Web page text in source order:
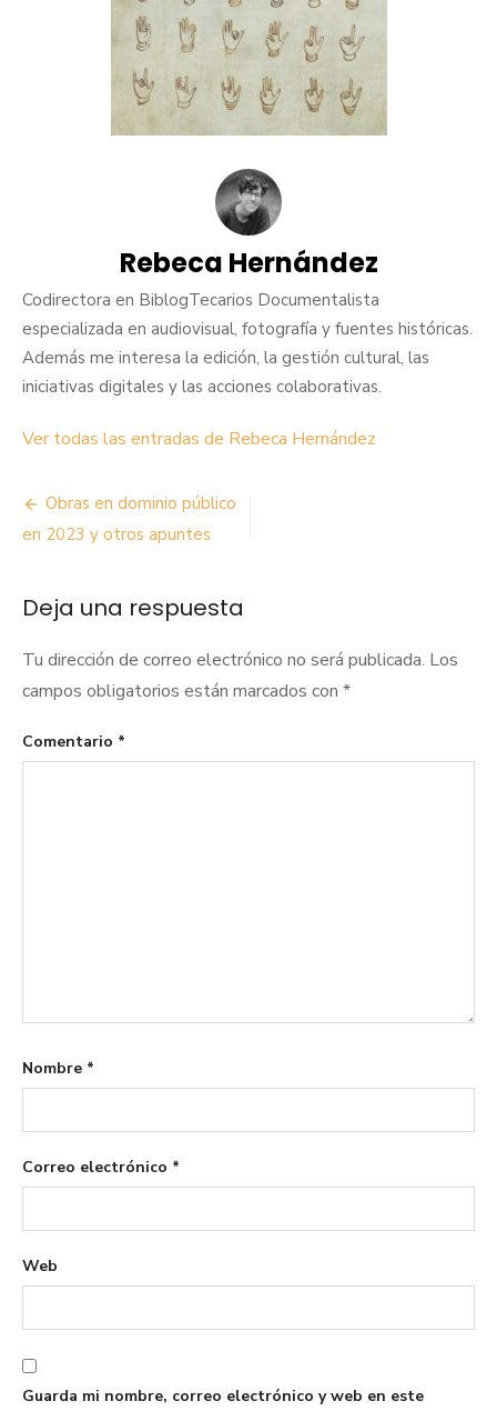
Rebeca Hernández
Codirectora en BiblogTecarios Documentalista
especializada en audiovisual, fotografía y fuentes históricas.
Además me interesa la edición, la gestión cultural, las
iniciativas digitales y las acciones colaborativas.
Ver todas las entradas de Rebeca Hernández
Navegación
de
Obras en dominio público
en 2023 y otros apuntes
Deja una respuesta
Tu dirección de correo electrónico no será publicada. Los
campos obligatorios están marcados con *
Comentario *
Nombre *
Correo electrónico *
Web
Guarda mi nombre, correo electrónico y web en este